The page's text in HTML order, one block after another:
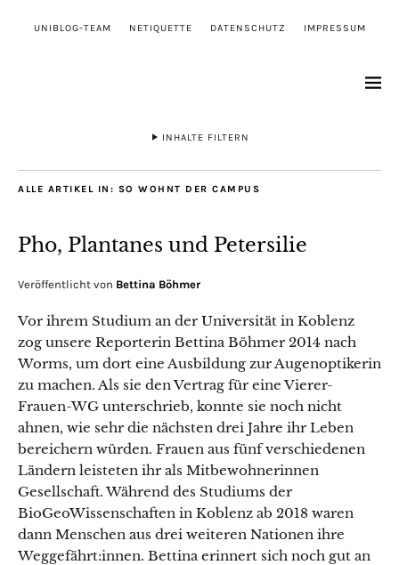
UNIBLOG-TEAM NETIQUETTE DATENSCHUTZ IMPRESSUM
INHALTE FILTERN
ALLE ARTIKEL IN: SO WOHNT DER CAMPUS
Pho, Plantanes und Petersilie
Veröffentlicht von Bettina Böhmer
Vor ihrem Studium an der Universität in Koblenz
zog unsere Reporterin Bettina Böhmer 2014 nach
Worms, um dort eine Ausbildung zur Augenoptikerin
zu machen. Als sie den Vertrag für eine Vierer-
Frauen-WG unterschrieb, konnte sie noch nicht
ahnen, wie sehr die nächsten drei Jahre ihr Leben
bereichern würden. Frauen aus fünf verschiedenen
Ländern leisteten ihr als Mitbewohnerinnen
Gesellschaft. Während des Studiums der
BioGeoWissenschaften in Koblenz ab 2018 waren
dann Menschen aus drei weiteren Nationen ihre
Weggefährt:innen. Bettina erinnert sich noch gut an